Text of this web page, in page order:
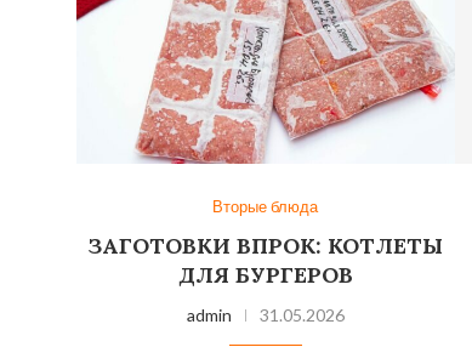
Вторые блюда
ЗАГОТОВКИ ВПРОК: КОТЛЕТЫ
ДЛЯ БУРГЕРОВ
admin 31.05.2026